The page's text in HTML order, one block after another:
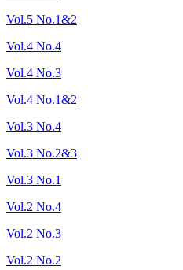
Vol.5 No.1&2
Vol.4 No.4
Vol.4 No.3
Vol.4 No.1&2
Vol.3 No.4
Vol.3 No.2&3
Vol.3 No.1
Vol.2 No.4
Vol.2 No.3
Vol.2 No.2